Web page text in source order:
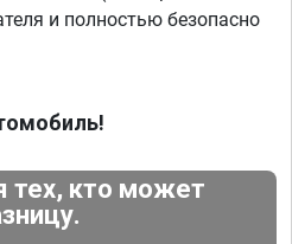
и полностью безопасно
кто может